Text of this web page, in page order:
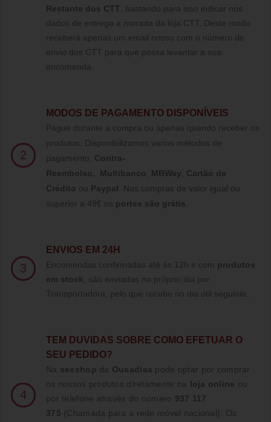
Restante dos CTT , bastando para isso indicar nos
dados de entrega a morada da loja CTT, Deste modo
receberá apenas um email nosso com o número de
envio dos CTT para que possa levantar a sua
encomenda.
2
MODOS DE PAGAMENTO DISPONÍVEIS
Pague durante a compra ou apenas quando receber os
produtos. Disponibilizamos varios métodos de
pagamento; Contra-
Reembolso, Multibanco MBWay
Cartão de
Crédito ou Paypal
Nas compras de valor igual ou
superior a 49€ os portes são grátis
3
ENVIOS EM 24H
Encomendas confirmadas até às 12h e com produtos
em stock , são enviadas no próprio dia por
Transportadora, pelo que recebe no dia útil seguinte.
4
TE M DUVIDAS SOBRE COMO EFETUAR O
SEU PEDIDO?
Na sexshop da Ousadias pode optar por comprar
os nossos produtos diretamente na loja online ou
por telefone através do número 937 117
375 (Chamada para a rede móvel nacional)
. Os